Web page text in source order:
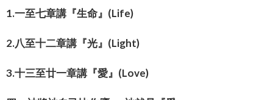
1.一至七章講『生命』(Life)
2.八至十二章講『光』(Light)
3.十三至廿一章講『愛』(Love)